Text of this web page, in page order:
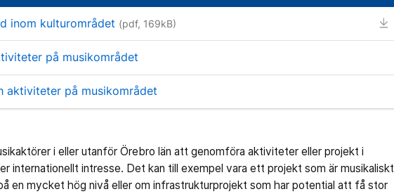
inom kulturområdet (pdf, 169kB)
på musikområdet
aktiviteter på musikområdet
i eller utanför Örebro län att genomföra aktiviteter eller projekt i
internationellt intresse. Det kan till exempel vara ett projekt som är musikaliskt
en mycket hög nivå eller om infrastrukturprojekt som har potential att få stor